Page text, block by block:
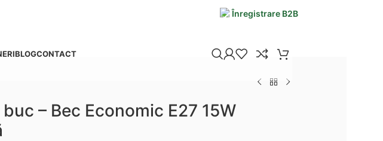
Înregistrare B2B
BLOGCONTACT
– Bec Economic E27 15W